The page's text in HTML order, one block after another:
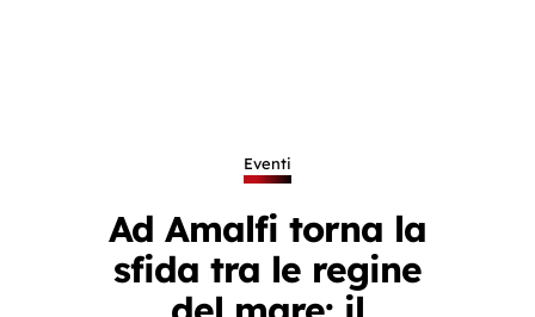
Eventi
Ad Amalfi torna la
sfida tra le regine